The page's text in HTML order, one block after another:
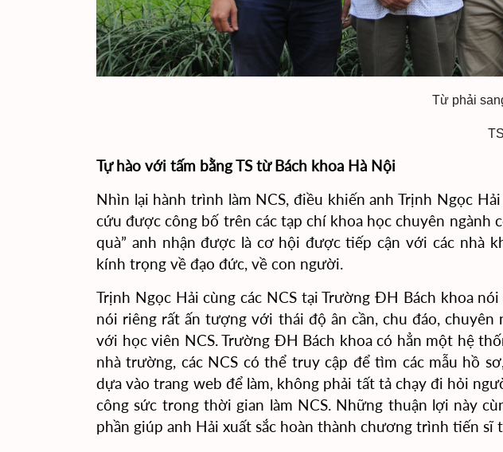
Từ phải
Tự hào với tấm bằng TS từ Bách khoa Hà Nội
Nhìn lại hành trình làm NCS, điều khiến anh Trịnh Ngọc
cứu được công bố trên các tạp chí khoa học chuyên ngành
quà” anh nhận được là cơ hội được tiếp cận với các nhà
kính trọng về đạo đức, về con người.
Trịnh Ngọc Hải cùng các NCS tại Trường ĐH Bách khoa
nói riêng rất ấn tượng với thái độ ân cần, chu đáo, chuyên
với học viên NCS. Trường ĐH Bách khoa có hẳn một hệ
nhà trường, các NCS có thể truy cập để tìm các mẫu hồ
dựa vào trang web để làm, không phải tất tả chạy đi hỏi
công sức trong thời gian làm NCS. Những thuận lợi này
phần giúp anh Hải xuất sắc hoàn thành chương trình tiến